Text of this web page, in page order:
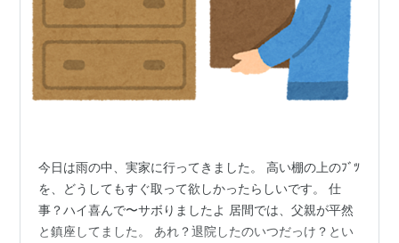
今日は雨の中、実家に行ってきました。 高い棚の上のﾌﾞﾂ
を、どうしてもすぐ取って欲しかったらしいです。 仕
事？ハイ喜んで〜サボりましたよ 居間では、父親が平然
と鎮座してました。 あれ？退院したのいつだっけ？とい